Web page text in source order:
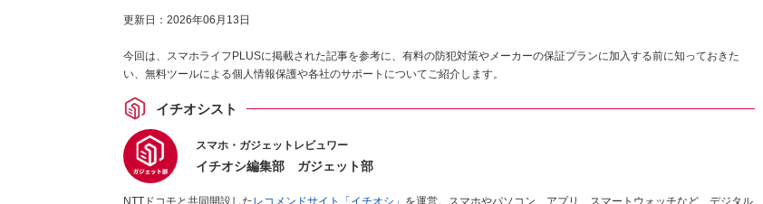
更新日： 2026年06月13日
今回は、スマホライフPLUSに掲載された記事を参考に、有料の防犯対策やメーカーの保証プランに加入する前に知っておきた
い、無料ツールによる個人情報保護や各社のサポートについてご紹介します。
イチオシスト
スマホ・ガジェットレビュワー
イチオシ編集部 ガジェット部
NTTドコモと共同開設したレコメンドサイト「イチオシ」 を運営。スマホやパソコン、アプリ、スマートウォッチなど、デジタル